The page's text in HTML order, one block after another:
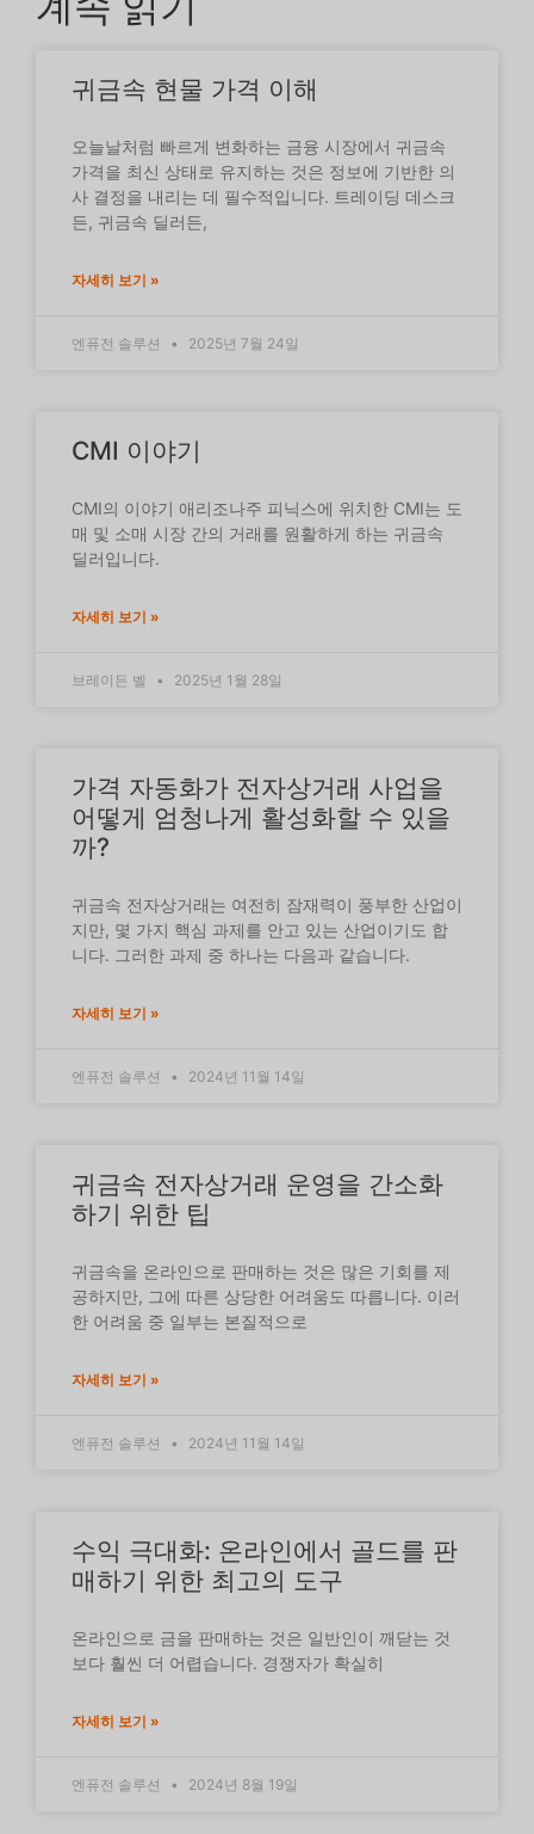
귀금속 현물 가격 이해
오늘날처럼 빠르게 변화하는 금융 시장에서 귀금속
가격을 최신 상태로 유지하는 것은 정보에 기반한 의
사 결정을 내리는 데 필수적입니다. 트레이딩 데스크
든, 귀금속 딜러든,
자세히 보기 »
엔퓨전 솔루션 2025년 7월 24일
CMI 이야기
CMI의 이야기 애리조나주 피닉스에 위치한 CMI는 도
매 및 소매 시장 간의 거래를 원활하게 하는 귀금속
딜러입니다.
자세히 보기 »
브레이든 벨 2025년 1월 28일
가격 자동화가 전자상거래 사업을
어떻게 엄청나게 활성화할 수 있을
까?
귀금속 전자상거래는 여전히 잠재력이 풍부한 산업이
지만, 몇 가지 핵심 과제를 안고 있는 산업이기도 합
니다. 그러한 과제 중 하나는 다음과 같습니다.
자세히 보기 »
엔퓨전 솔루션 2024년 11월 14일
귀금속 전자상거래 운영을 간소화
하기 위한 팁
귀금속을 온라인으로 판매하는 것은 많은 기회를 제
공하지만, 그에 따른 상당한 어려움도 따릅니다. 이러
한 어려움 중 일부는 본질적으로
자세히 보기 »
엔퓨전 솔루션 2024년 11월 14일
수익 극대화: 온라인에서 골드를 판
매하기 위한 최고의 도구
온라인으로 금을 판매하는 것은 일반인이 깨닫는 것
보다 훨씬 더 어렵습니다. 경쟁자가 확실히
자세히 보기 »
엔퓨전 솔루션 2024년 8월 19일